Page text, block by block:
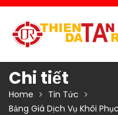
Chi tiết
Home
Tin Tức
Bảng Giá Dịch Vụ Khôi